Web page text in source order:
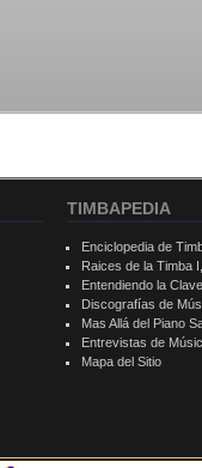
TIMBAPEDIA
Enciclopedia de
Raices de la Timba
Entendiendo la
Discografías de
Mas Allá del Piano
Entrevistas de
Mapa del Sitio